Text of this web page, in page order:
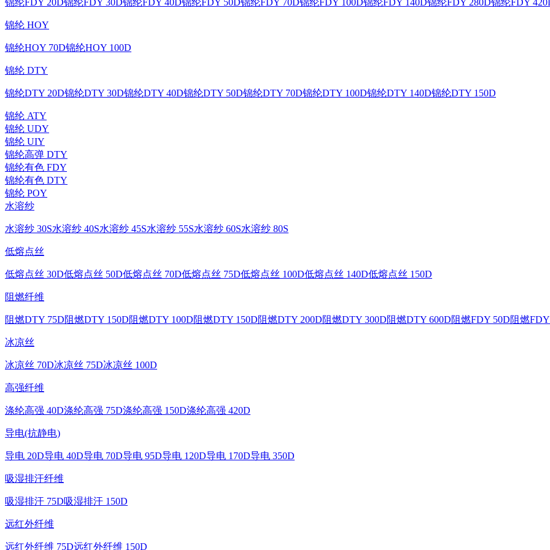
锦纶FDY 20D锦纶FDY 30D锦纶FDY 40D锦纶FDY 50D锦纶FDY 70D锦纶FDY 100D锦纶FDY 140D锦纶FDY 280D锦纶FDY
锦纶 HOY
锦纶HOY 70D锦纶HOY 100D
锦纶 DTY
锦纶DTY 20D锦纶DTY 30D锦纶DTY 40D锦纶DTY 50D锦纶DTY 70D锦纶DTY 100D锦纶DTY 140D锦纶DTY 150D
锦纶 ATY
锦纶 UDY
锦纶 UIY
锦纶高弹 DTY
锦纶有色 FDY
锦纶有色 DTY
锦纶 POY
水溶纱
水溶纱 30S水溶纱 40S水溶纱 45S水溶纱 55S水溶纱 60S水溶纱 80S
低熔点丝
低熔点丝 30D低熔点丝 50D低熔点丝 70D低熔点丝 75D低熔点丝 100D低熔点丝 140D低熔点丝 150D
阻燃纤维
阻燃DTY 75D阻燃DTY 150D阻燃DTY 100D阻燃DTY 150D阻燃DTY 200D阻燃DTY 300D阻燃DTY 600D阻燃FDY 50D阻燃
冰凉丝
冰凉丝 70D冰凉丝 75D冰凉丝 100D
高强纤维
涤纶高强 40D涤纶高强 75D涤纶高强 150D涤纶高强 420D
导电(抗静电)
导电 20D导电 40D导电 70D导电 95D导电 120D导电 170D导电 350D
吸湿排汗纤维
吸湿排汗 75D吸湿排汗 150D
远红外纤维
远红外纤维 75D远红外纤维 150D